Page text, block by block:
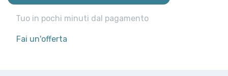
Tuo in pochi minuti dal pagamento
Fai un'offerta